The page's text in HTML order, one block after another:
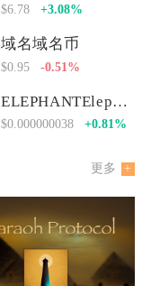
$6.78 +3.08%
域名域名币
$0.95 -0.51%
ELEPHANTElephant Money
$0.000000038 +0.81%
更多